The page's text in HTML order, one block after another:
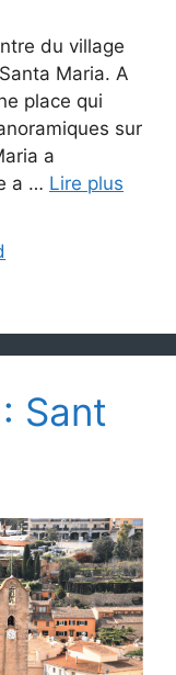
du village
Maria. A
place qui
sur
a
a … Lire plus
Sant